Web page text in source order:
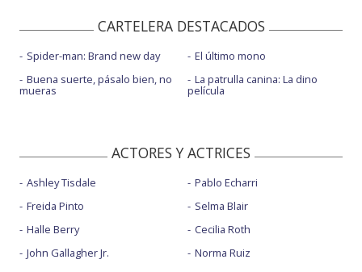
CARTELERA DESTACADOS
Spider-man: Brand new day
Buena suerte, pásalo bien, no
mueras
El último mono
La patrulla canina: La dino
película
ACTORES Y ACTRICES
Ashley Tisdale
Freida Pinto
Halle Berry
John Gallagher Jr.
Pablo Echarri
Selma Blair
Cecilia Roth
Norma Ruiz